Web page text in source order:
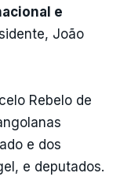
e
João
Rebelo de
e dos
e deputados.